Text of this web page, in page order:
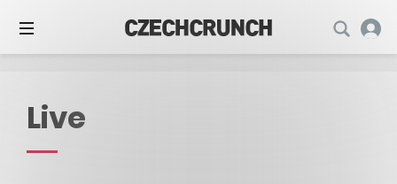
Live